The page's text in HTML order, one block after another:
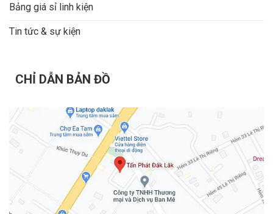
Bảng giá sỉ linh kiện
Tin tức & sự kiện
CHỈ DẪN BẢN ĐỒ